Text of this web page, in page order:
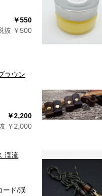
￥550
抜 ￥500
ラウン
￥2,200
￥2,000
渓流
ード/渓